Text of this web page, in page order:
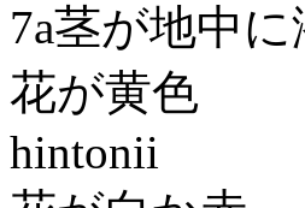
7a茎が地中
花が黄色
hintonii